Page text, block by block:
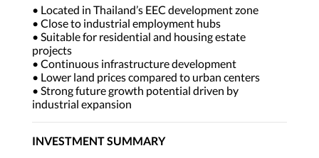
• Located in Thailand’s EEC development zone
• Close to industrial employment hubs
• Suitable for residential and housing estate
projects
• Continuous infrastructure development
• Lower land prices compared to urban centers
• Strong future growth potential driven by
industrial expansion
INVESTMENT SUMMARY